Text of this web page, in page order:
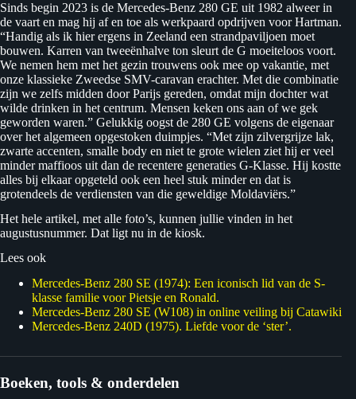
Sinds begin 2023 is de Mercedes-Benz 280 GE uit 1982 alweer in
de vaart en mag hij af en toe als werkpaard opdrijven voor Hartman.
“Handig als ik hier ergens in Zeeland een strandpaviljoen moet
bouwen. Karren van tweeënhalve ton sleurt de G moeiteloos voort.
We nemen hem met het gezin trouwens ook mee op vakantie, met
onze klassieke Zweedse SMV-caravan erachter. Met die combinatie
zijn we zelfs midden door Parijs gereden, omdat mijn dochter wat
wilde drinken in het centrum. Mensen keken ons aan of we gek
geworden waren.” Gelukkig oogst de 280 GE volgens de eigenaar
over het algemeen opgestoken duimpjes. “Met zijn zilvergrijze lak,
zwarte accenten, smalle body en niet te grote wielen ziet hij er veel
minder maffioos uit dan de recentere generaties G-Klasse. Hij kostte
alles bij elkaar opgeteld ook een heel stuk minder en dat is
grotendeels de verdiensten van die geweldige Moldaviërs.”
Het hele artikel, met alle foto’s, kunnen jullie vinden in het
augustusnummer. Dat ligt nu in de kiosk.
Lees ook
Mercedes-Benz 280 SE (1974): Een iconisch lid van de S-
klasse familie voor Pietsje en Ronald.
Mercedes-Benz 280 SE (W108) in online veiling bij Catawiki
Mercedes-Benz 240D (1975). Liefde voor de ‘ster’.
Boeken, tools & onderdelen